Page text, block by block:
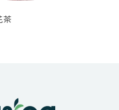
茶